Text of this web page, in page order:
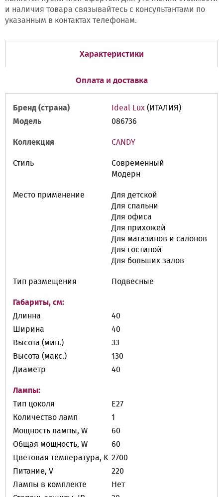
и наличия товара связывайтесь с консультантами по
указанным в контактах телефонам.
Характеристики
Оплата и доставка
Бренд (страна) Ideal Lux (ИТАЛИЯ)
Модель
086736
Коллекция CANDY
Стиль
Современный
Модерн
Место применение
Для детской
Для спальни
Для офиса
Для прихожей
Для магазинов и салонов
Для гостиной
Для больших залов
Тип размещения Подвесные
Габариты, см:
Длинна
40
Ширина
40
Высота (мин.)
33
Высота (макс.)
130
Диаметр
40
Лампы:
Тип цоколя
E27
Количество ламп
1
Мощность лампы, W
60
Общая мощность, W
60
Цветовая температура, K 2700
Питание, V
220
Лампы в комплекте
Нет